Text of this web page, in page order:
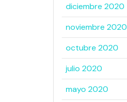
diciembre 2020
noviembre 2020
octubre 2020
julio 2020
mayo 2020